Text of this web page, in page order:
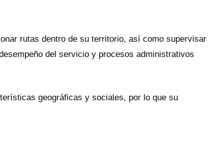
rutas dentro de su territorio, así como supervisar
del servicio y procesos administrativos
geográficas y sociales, por lo que su